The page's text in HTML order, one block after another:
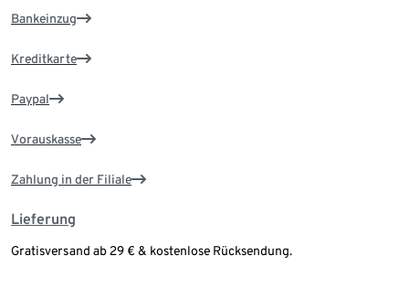
Bankeinzug
Kreditkarte
Paypal
Vorauskasse
Zahlung in der Filiale
Lieferung
Gratisversand ab 29 € & kostenlose Rücksendung.